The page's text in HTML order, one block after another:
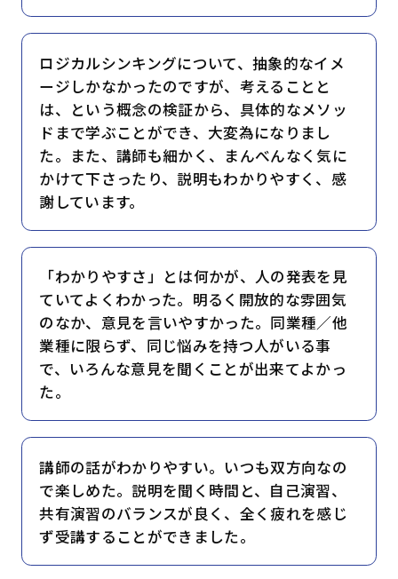
ロジカルシンキングについて、抽象的なイメ
ージしかなかったのですが、考えることと
は、という概念の検証から、具体的なメソッ
ドまで学ぶことができ、大変為になりまし
た。また、講師も細かく、まんべんなく気に
かけて下さったり、説明もわかりやすく、感
謝しています。
「わかりやすさ」とは何かが、人の発表を見
ていてよくわかった。明るく開放的な雰囲気
のなか、意見を言いやすかった。同業種／他
業種に限らず、同じ悩みを持つ人がいる事
で、いろんな意見を聞くことが出来てよかっ
た。
講師の話がわかりやすい。いつも双方向なの
で楽しめた。説明を聞く時間と、自己演習、
共有演習のバランスが良く、全く疲れを感じ
ず受講することができました。